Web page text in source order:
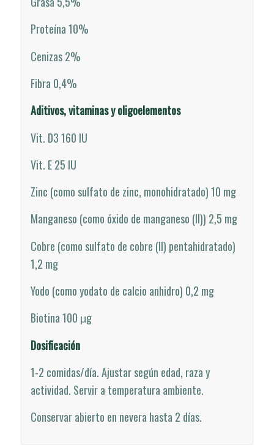
Proteína 10%
Cenizas 2%
Fibra 0,4%
Aditivos, vitaminas y oligoelementos
Vit. D3 160 IU
Vit. E 25 IU
Zinc (como sulfato de zinc, monohidratado) 10 mg
Manganeso (como óxido de manganeso (II)) 2,5 mg
Cobre (como sulfato de cobre (II) pentahidratado)
1,2 mg
Yodo (como yodato de calcio anhidro) 0,2 mg
Biotina 100 μg
Dosificación
1-2 comidas/día. Ajustar según edad, raza y
actividad. Servir a temperatura ambiente.
Conservar abierto en nevera hasta 2 días.